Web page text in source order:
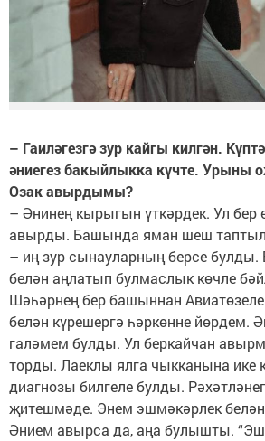
– Гаиләгезгә зур кайгы килгән.
әниегез бакыйлыкка күчте. Урыны
Озак авырдымы?
– Әнинең кырыгын үткәрдек. Ул бер
авырды. Башында яман шеш
– иң зур сынауларның берсе булды.
белән аңлатып булмаслык көчле
Шәһәрнең бер башыннан
белән күрешергә һәркөнне йөрдем.
галәмем булды. Ул беркайчан
торды. Лаеклы ялга чыкканына ике
диагнозы билгеле булды.
җитешмәде. Энем эшмәкәрлек
Әнием авырса да, аңа булышты.